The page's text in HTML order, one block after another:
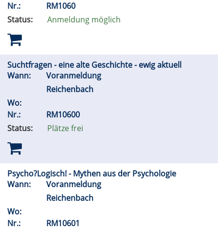
Nr.:
RM1060
Status:
Anmeldung möglich
Suchtfragen - eine alte Geschichte - ewig aktuell
Wann:
Voranmeldung
Reichenbach
Wo:
Nr.:
RM10600
Status:
Plätze frei
Psycho?Logisch! - Mythen aus der Psychologie
Wann:
Voranmeldung
Reichenbach
Wo:
Nr.:
RM10601